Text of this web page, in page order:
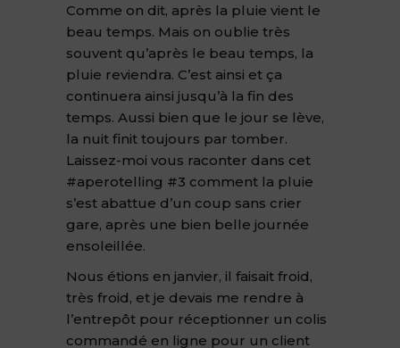
Comme on dit, après la pluie vient le
beau temps. Mais on oublie très
souvent qu’après le beau temps, la
pluie reviendra. C’est ainsi et ça
continuera ainsi jusqu’à la fin des
temps. Aussi bien que le jour se lève,
la nuit finit toujours par tomber.
Laissez-moi vous raconter dans cet
#aperotelling #3 comment la pluie
s’est abattue d’un coup sans crier
gare, après une bien belle journée
ensoleillée.
Nous étions en janvier, il faisait froid,
très froid, et je devais me rendre à
l’entrepôt pour réceptionner un colis
commandé en ligne pour un client